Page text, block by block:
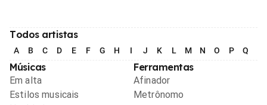
Todos artistas
A B C D E F G H I J K L M N O P Q
Músicas
Em alta
Estilos musicais
Ferramentas
Afinador
Metrônomo